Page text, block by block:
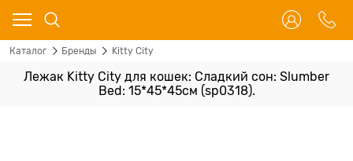
Каталог Бренды Kitty City
Лежак Kitty City для кошек: Сладкий сон: Slumber
Bed: 15*45*45см (sp0318).